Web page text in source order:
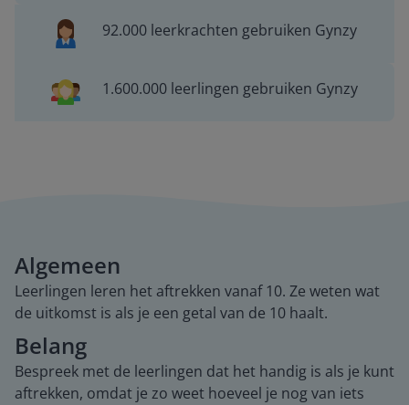
92.000 leerkrachten gebruiken Gynzy
1.600.000 leerlingen gebruiken Gynzy
Algemeen
Leerlingen leren het aftrekken vanaf 10. Ze weten wat
de uitkomst is als je een getal van de 10 haalt.
Belang
Bespreek met de leerlingen dat het handig is als je kunt
aftrekken, omdat je zo weet hoeveel je nog van iets